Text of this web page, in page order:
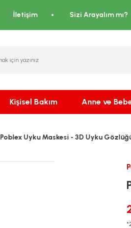
İletişim Sizi Arayalım mı?
Kişisel Bakım Anne ve
Poblex Uyku Maskesi - 3D Uyku